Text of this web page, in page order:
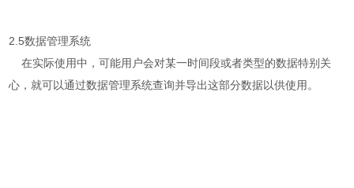
2.5数据管理系统
在实际使用中，可能用户会对某一时间段或者类型的数据特别关
心，就可以通过数据管理系统查询并导出这部分数据以供使用。